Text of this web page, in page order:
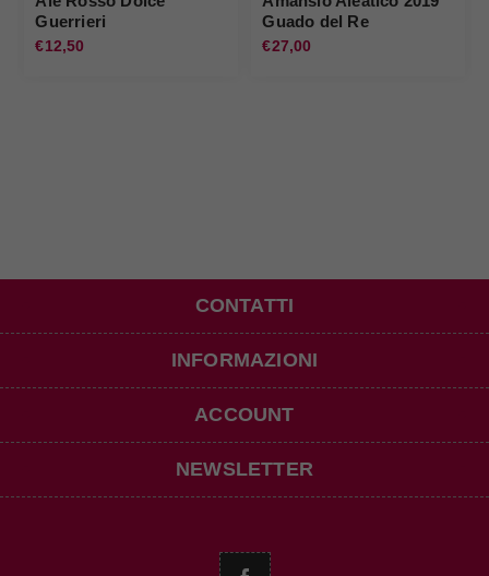
Guerrieri
€12,50
Guado del Re
€27,00
CONTATTI
INFORMAZIONI
ACCOUNT
NEWSLETTER